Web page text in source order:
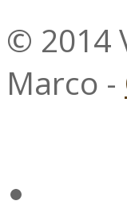
© 2014
Marco -